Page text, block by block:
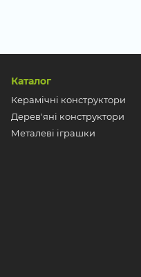
Каталог
Керамічні конструктори
Дерев'яні конструктори
Металеві іграшки